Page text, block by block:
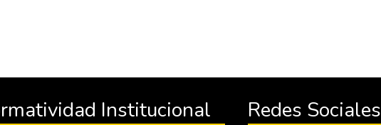
Institucional Redes Sociales